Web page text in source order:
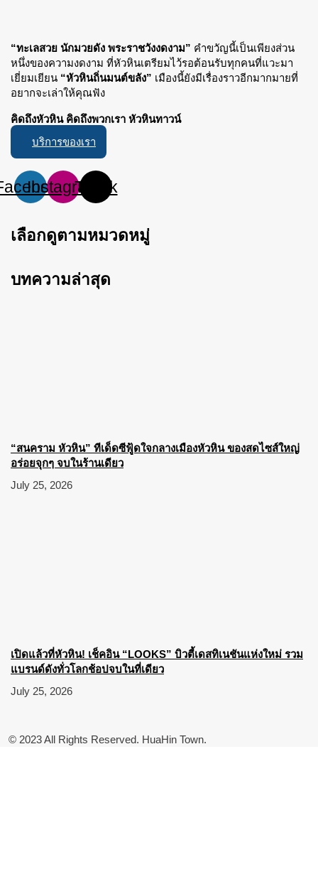
“ทะเลสวย นักมวยดัง พระราชวังงดงาม” คำขวัญนี้เป็นเพียงส่วน
หนึ่งของความงดงาม ที่หัวหินเตรียมไว้รอต้อนรับทุกคนที่แวะมา
เยี่ยมเยียน “หัวหินถิ่นมนต์ขลัง” เมืองนี้ยังมีเรื่องราวอีกมากมายที่
อยากจะเล่าให้คุณฟัง
คิดถึงหัวหิน คิดถึงพวกเรา หัวหินทาวน์
บริการของเรา
InstagramTiktok
เลือกดูตามหมวดหมู่
บทความล่าสุด
“สนคราม หัวหิน” ทีเด็ดซีฟู้ดใจกลางเมืองหัวหิน ของสดไซส์ใหญ่
อร่อยจุกๆ จบในร้านเดียว
July 25, 2026
เปิดแล้วที่หัวหิน! เช็คอิน “LOOKS” บิวตี้เดสทิเนชันแห่งใหม่ รวม
แบรนด์ดังทั่วโลกช้อปจบในที่เดียว
July 25, 2026
© 2023 All Rights Reserved. HuaHin Town.